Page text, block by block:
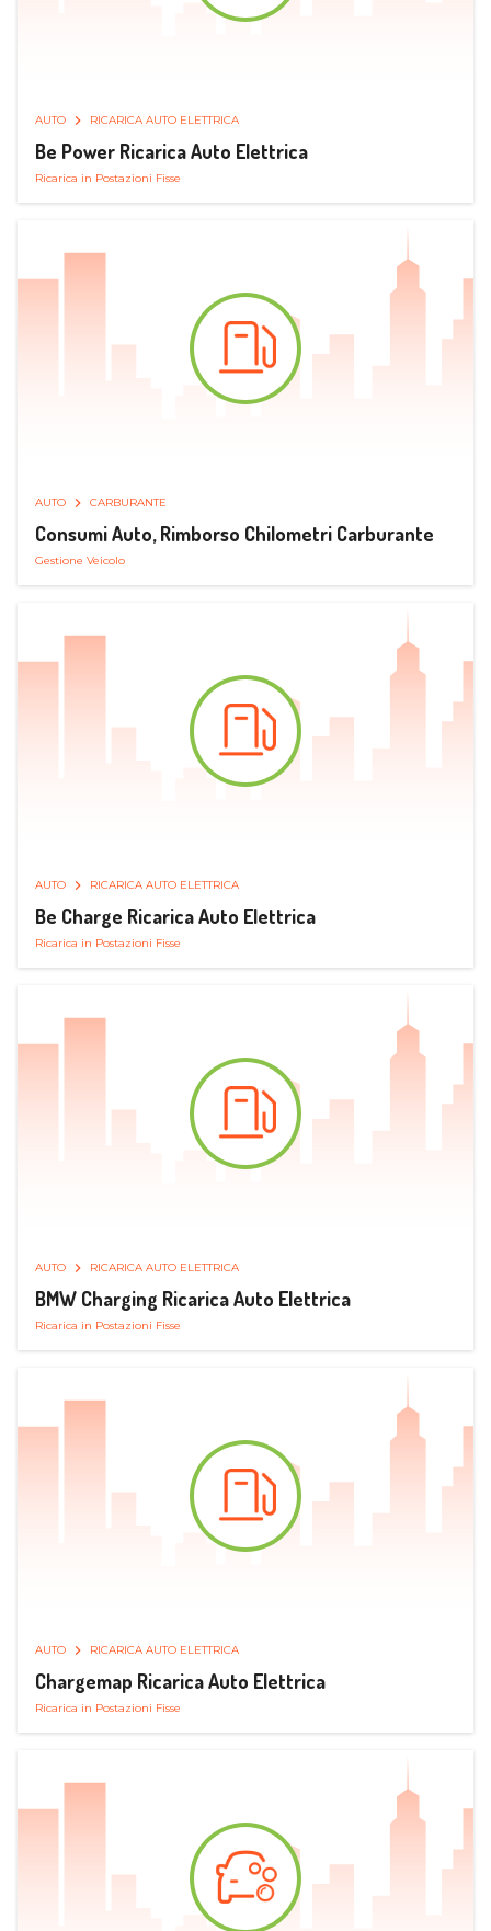
AUTO RICARICA AUTO ELETTRICA
Be Power Ricarica Auto Elettrica
Ricarica in Postazioni Fisse
AUTO CARBURANTE
Consumi Auto, Rimborso Chilometri Carburante
Gestione Veicolo
AUTO RICARICA AUTO ELETTRICA
Be Charge Ricarica Auto Elettrica
Ricarica in Postazioni Fisse
AUTO RICARICA AUTO ELETTRICA
BMW Charging Ricarica Auto Elettrica
Ricarica in Postazioni Fisse
AUTO RICARICA AUTO ELETTRICA
Chargemap Ricarica Auto Elettrica
Ricarica in Postazioni Fisse